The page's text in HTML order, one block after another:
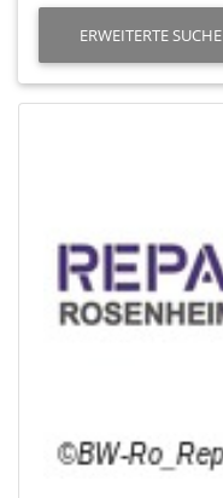
ERWEITERTE SUCHE